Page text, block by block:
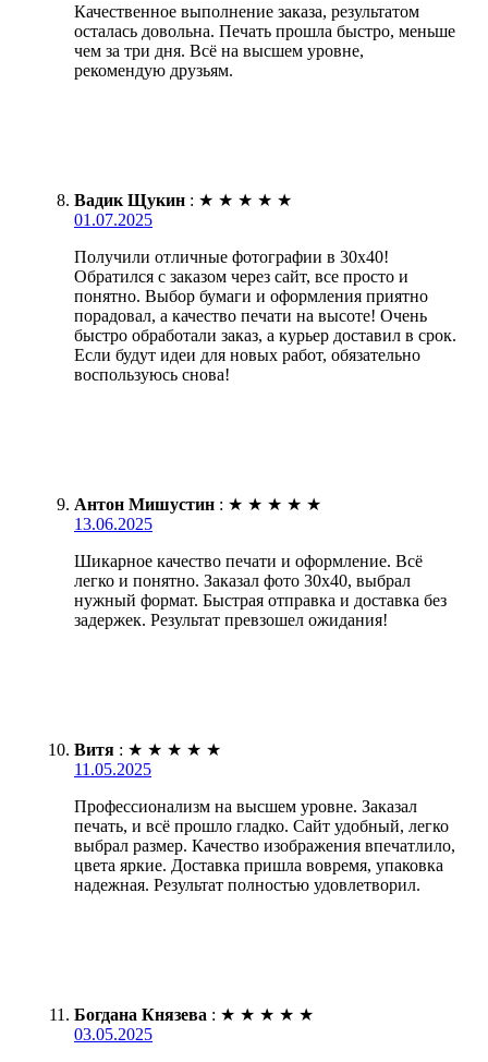
Качественное выполнение заказа, результатом
осталась довольна. Печать прошла быстро, меньше
чем за три дня. Всё на высшем уровне,
рекомендую друзьям.
Вадик Щукин : ★ ★ ★ ★ ★
01.07.2025
Получили отличные фотографии в 30х40!
Обратился с заказом через сайт, все просто и
понятно. Выбор бумаги и оформления приятно
порадовал, а качество печати на высоте! Очень
быстро обработали заказ, а курьер доставил в срок.
Если будут идеи для новых работ, обязательно
воспользуюсь снова!
Антон Мишустин : ★ ★ ★ ★ ★
13.06.2025
Шикарное качество печати и оформление. Всё
легко и понятно. Заказал фото 30х40, выбрал
нужный формат. Быстрая отправка и доставка без
задержек. Результат превзошел ожидания!
Витя : ★ ★ ★ ★ ★
11.05.2025
Профессионализм на высшем уровне. Заказал
печать, и всё прошло гладко. Сайт удобный, легко
выбрал размер. Качество изображения впечатлило,
цвета яркие. Доставка пришла вовремя, упаковка
надежная. Результат полностью удовлетворил.
Богдана Князева : ★ ★ ★ ★ ★
03.05.2025